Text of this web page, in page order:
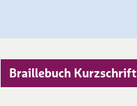
Braillebuch Kurzschrift